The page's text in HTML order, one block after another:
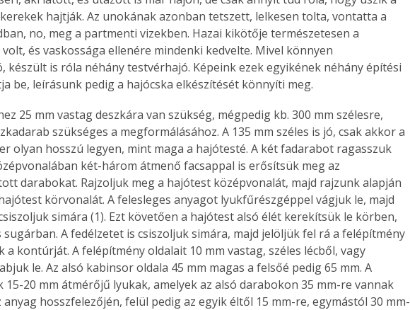
hajtják. Az unokának azonban tetszett, lelkesen tolta, vontatta a
no, meg a partmenti vizekben. Hazai kikötője természetesen a
és vaskossága ellenére mindenki kedvelte. Mivel könnyen
készült is róla néhány testvérhajó. Képeink ezek egyikének néhány építési
be, leírásunk pedig a hajócska elkészítését könnyíti meg.
szükséges a megformálásához. A 135 mm széles is jó, csak akkor a
olyan hosszú legyen, mint maga a hajótesté. A két fadarabot ragasszuk
két-három átmenő facsappal is erősítsük meg az
darabokat. Rajzoljuk meg a hajótest középvonalát, majd rajzunk alapján
körvonalát. A felesleges anyagot lyukfűrészgéppel vágjuk le, majd
simára (1). Ezt követően a hajótest alsó élét kerekítsük le körben,
sugárban. A fedélzetet is csiszoljuk simára, majd jelöljük fel rá a felépítmény
a kontúrját. A felépítmény oldalait 10 mm vastag, széles lécből, vagy
le. Az alsó kabinsor oldala 45 mm magas a felsőé pedig 65 mm. A
15-20 mm átmérőjű lyukak, amelyek az alsó darabokon 35 mm-re vannak
anyag hosszfelezőjén, felül pedig az egyik éltől 15 mm-re, egymástól 30 mm-